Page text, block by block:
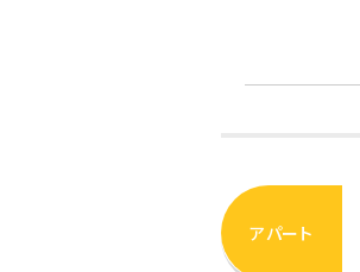
アパート